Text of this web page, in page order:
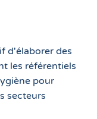
d'élaborer des
les référentiels
pour
secteurs